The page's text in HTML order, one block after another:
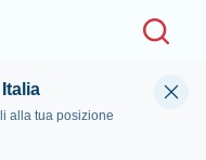
to main content
alla tua posizione